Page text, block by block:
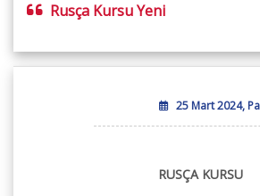
Rusça Kursu Yeni
25 Mart 2024,
RUSÇA KURSU